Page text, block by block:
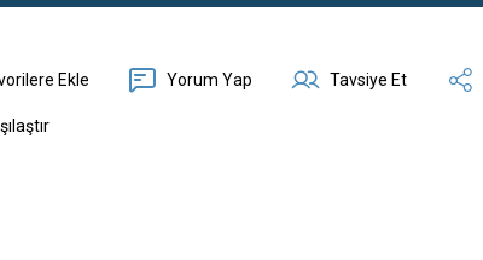
Yorum Yap Tavsiye Et